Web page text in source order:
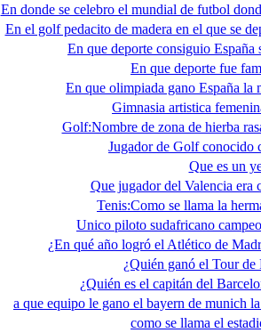
En donde se celebro el mundial de futbol
En el golf pedacito de madera en el que se
En que deporte consiguio
En que deporte fue
En que olimpiada gano España la
Gimnasia artistica
Golf:Nombre de zona de hierba
Jugador de Golf conocido
Que es un
Que jugador del Valencia era
Tenis:Como se llama la
Unico piloto sudafricano
¿En qué año logró el Atlético de
¿Quién ganó el Tour de
¿Quién es el capitán del
a que equipo le gano el bayern de munich
como se llama el